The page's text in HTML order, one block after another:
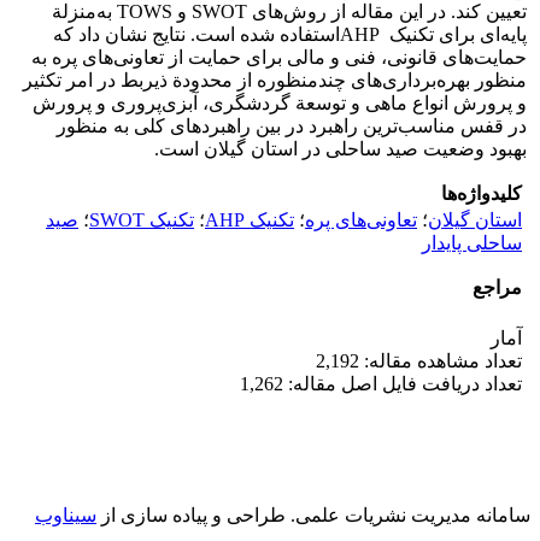
تعیین کند. در این مقاله از روش‌های SWOT و TOWS به‌منزلة
پایه‌ای برای تکنیک AHPاستفاده شده است. نتایج نشان داد که
حمایت‌های قانونی، فنی و مالی برای حمایت از تعاونی‌های پره به
منظور بهره‌برداری‌های چندمنظوره از محدودة ذیربط در امر تکثیر
و پرورش انواع ماهی و توسعة گردشگری، آبزی‌پروری و پرورش
در قفس مناسب‌ترین راهبرد در بین راهبرد‌های کلی به منظور
بهبود وضعیت صید ساحلی در استان گیلان است.
کلیدواژه‌ها
استان گیلان؛ تعاونی‌های پره؛ تکنیک AHP ؛ تکنیک SWOT ؛ صید
ساحلی پایدار
مراجع
آمار
تعداد مشاهده مقاله: 2,192
تعداد دریافت فایل اصل مقاله: 1,262
سامانه مدیریت نشریات علمی. طراحی و پیاده سازی از سیناوب